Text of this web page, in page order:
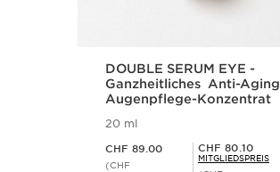
DOUBLE SERUM EYE -
Ganzheitliches Anti-Aging
Augenpflege-Konzentrat
20 ml
CHF 89.00
(CHF
Mitgliederpreis CHF 80.10
CHF 80.10
MITGLIEDSPREIS